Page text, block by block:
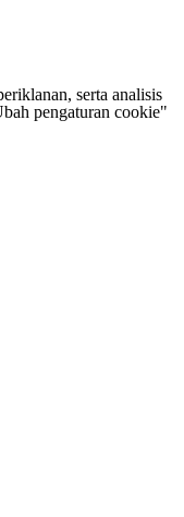
serta analisis
pengaturan cookie"